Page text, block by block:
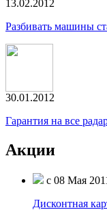
13.02.2012
Разбивать машины
30.01.2012
Гарантия на все
Акции
c 08 Мая
Дисконтная